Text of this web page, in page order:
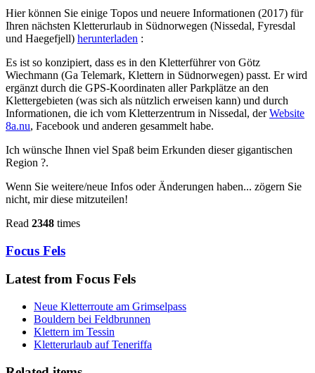
Hier können Sie einige Topos und neuere Informationen (2017) für
Ihren nächsten Kletterurlaub in Südnorwegen (Nissedal, Fyresdal
und Haegefjell) herunterladen :
Es ist so konzipiert, dass es in den Kletterführer von Götz
Wiechmann (Ga Telemark, Klettern in Südnorwegen) passt. Er wird
ergänzt durch die GPS-Koordinaten aller Parkplätze an den
Klettergebieten (was sich als nützlich erweisen kann) und durch
Informationen, die ich vom Kletterzentrum in Nissedal, derWebsite
8a.nu, Facebook und anderen gesammelt habe.
Ich wünsche Ihnen viel Spaß beim Erkunden dieser gigantischen
Region ?.
Wenn Sie weitere/neue Infos oder Änderungen haben... zögern Sie
nicht, mir diese mitzuteilen!
Read 2348 times
Focus Fels
Latest from Focus Fels
Neue Kletterroute am Grimselpass
Bouldern bei Feldbrunnen
Klettern im Tessin
Kletterurlaub auf Teneriffa